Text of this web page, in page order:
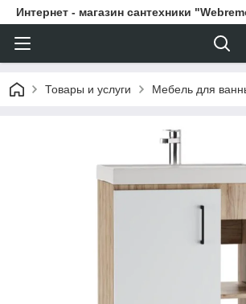
Интернет - магазин сантехники
Товары и услуги Мебель для